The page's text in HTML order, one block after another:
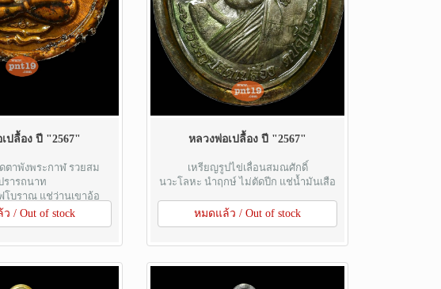
ปลื้อง ปี "2567"
ตาพังพระกาฬ รวยสม
รารถนาท
โบราณ แช่ว่านเขาอ้อ
/ Out of stock
หลวงพ่อเปลื้อง ปี "2567"
เหรียญรูปไข่เลื่อนสมณศักดิ์
นวะโลหะ นำฤกษ์ ไม่ตัดปีก แช่น้ำมันเสือ
หมดแล้ว / Out of stock